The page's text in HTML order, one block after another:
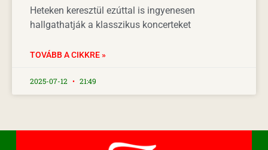
Heteken keresztül ezúttal is ingyenesen
hallgathatják a klasszikus koncerteket
TOVÁBB A CIKKRE »
2025-07-12 21:49